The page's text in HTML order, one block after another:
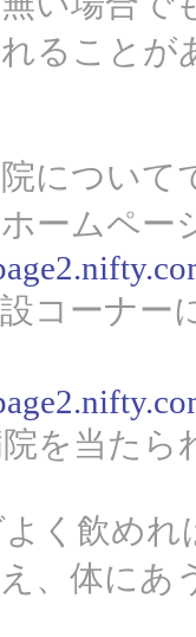
ることが
について
ームペー
コーナー
を当た
く飲め
、体にあ